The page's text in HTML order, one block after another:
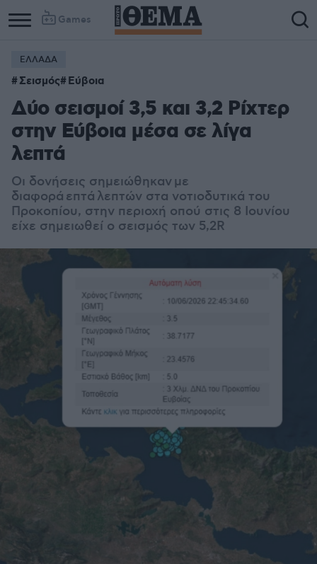
Games
ΕΛΛΑΔΑ
Σεισμός Εύβοια
Δύο σεισμοί 3,5 και 3,2 Ρίχτερ
στην Εύβοια μέσα σε λίγα
λεπτά
Οι δονήσεις σημειώθηκαν με
διαφορά επτά λεπτών στα νοτιοδυτικά του
Προκοπίου, στην περιοχή οπού στις 8 Ιουνίου
είχε σημειωθεί ο σεισμός των 5,2R